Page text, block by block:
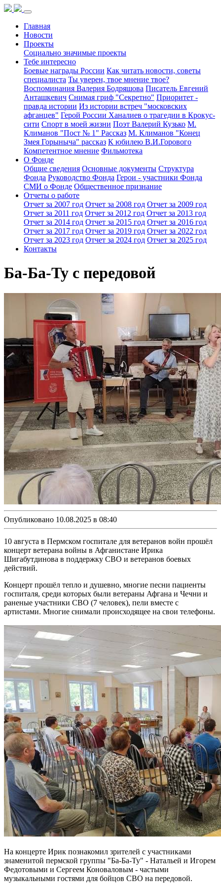
Главная
Новости
Проекты
Социально значимые проекты
Тебе интересно
Боевые награды России Как читать новости, советы
специалиста Ты уверен, твое мнение твое?
Воспоминания Валерия Бодряшова Писатель Евгений
Анташкевич Снимая гриф "Секретно" Приоритет -
правда истории Из истории встреч "московских
афганцев" Герой России Ханалиев о трагедии в Крокус-
сити Спорт в моей жизни Поэт Валерий Кузько М.
Климанов "Пост № 1" Рассказ М. Климанов "Конец
Змея Горыныча" рассказ К юбилею В.И.Горового
Компетентное мнение Фильмотека
О Фонде
Общие сведения Основные документы Структура
Фонда Руководство Фонда Герои - участники Фонда
СМИ о Фонде Общественное признание
Отчеты о работе
Отчет за 2007 год Отчет за 2008 год Отчет за 2009 год
Отчет за 2011 год Отчет за 2012 год Отчет за 2013 год
Отчет за 2014 год Отчет за 2015 год Отчет за 2016 год
Отчет за 2017 год Отчет за 2019 год Отчет за 2022 год
Отчет за 2023 год Отчет за 2024 год Отчет за 2025 год
Контакты
Ба-Ба-Ту с передовой
Опубликовано 10.08.2025 в 08:40
10 августа в Пермском госпитале для ветеранов войн прошёл
концерт ветерана войны в Афганистане Ирика
Шигабутдинова в поддержку СВО и ветеранов боевых
действий.
Концерт прошёл тепло и душевно, многие песни пациенты
госпиталя, среди которых были ветераны Афгана и Чечни и
раненые участники СВО (7 человек), пели вместе с
артистами. Многие снимали происходящее на свои телефоны.
На концерте Ирик познакомил зрителей с участниками
знаменитой пермской группы "Ба-Ба-Ту" - Натальей и Игорем
Федотовыми и Сергеем Коноваловым - частыми
музыкальными гостями для бойцов СВО на передовой.